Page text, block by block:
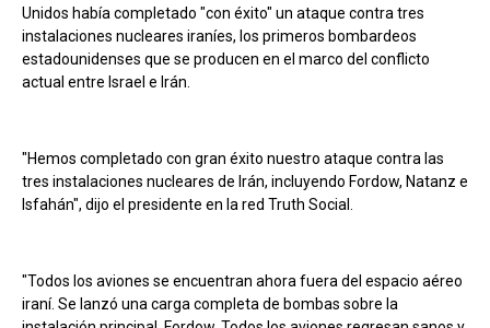
Unidos había completado "con éxito" un ataque contra tres
instalaciones nucleares iraníes, los primeros bombardeos
estadounidenses que se producen en el marco del conflicto
actual entre Israel e Irán.
"Hemos completado con gran éxito nuestro ataque contra las
tres instalaciones nucleares de Irán, incluyendo Fordow, Natanz e
Isfahán", dijo el presidente en la red Truth Social.
"Todos los aviones se encuentran ahora fuera del espacio aéreo
iraní. Se lanzó una carga completa de bombas sobre la